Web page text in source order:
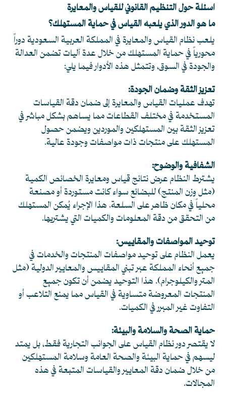
اسئلة حول التنظيم القانوني للقياس والمعايرة
ما هو الدور الذي يلعبه القياس في حماية المستهلك؟
يلعب نظام القياس والمعايرة في المملكة العربية السعودية دوراً
محورياً في حماية المستهلك من خلال عدة آليات تضمن العدالة
والجودة في السوق، وتتمثل هذه الأدوار فيما يلي:
تعزيز الثقة وضمان الجودة:
تهدف عمليات القياس والمعايرة إلى ضمان دقة القياسات
المستخدمة في مختلف القطاعات مما يساهم بشكل مباشر في
تعزيز الثقة بين المستهلكين والموردين ويضمن حصول
المستهلك على منتجات ذات مواصفات وجودة عالية.
الشفافية والوضوح:
يشترط النظام عرض نتائج قياس ومعايرة الخصائص الكمية
(مثل وزن المنتج) للبضائع سواء كانت مستوردة أو مصنعة
محلياً في مكان ظاهر على السلعة. هذا الإجراء يُمكن المستهلك
من التحقق من دقة المعلومات والكميات التي يشتريها.
توحيد المواصفات والمقاييس:
يعمل النظام على توحيد مواصفات المنتجات والخدمات في
جميع أنحاء المملكة عبر تبني المقاييس والمعايير الدولية (مثل
المتر والكيلوجرام). هذا التوحيد يضمن أن تكون جميع
المنتجات المعروضة متساوية في القياس مما يمنع التلاعب أو
التفاوت غير المبرر في الكميات.
حماية الصحة والسلامة والبيئة:
لا يقتصر دور نظام القياس على الجوانب التجارية فقط، بل يمتد
ليسهم في حماية البيئة والصحة العامة وسلامة المستهلكين
من خلال ضمان دقة المعايير والقياسات المتبعة في هذه
المجالات.